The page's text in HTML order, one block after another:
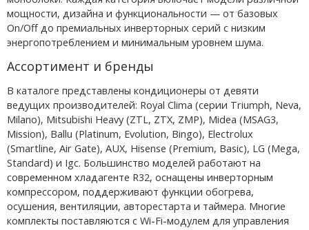
мощности, дизайна и функциональности — от базовых
On/Off до премиальных инверторных серий с низким
энергопотреблением и минимальным уровнем шума.
Ассортимент и бренды
В каталоге представлены кондиционеры от девяти
ведущих производителей: Royal Clima (серии Triumph, Neva,
Milano), Mitsubishi Heavy (ZTL, ZTX, ZMP), Midea (MSAG3,
Mission), Ballu (Platinum, Evolution, Bingo), Electrolux
(Smartline, Air Gate), AUX, Hisense (Premium, Basic), LG (Mega,
Standard) и Igc. Большинство моделей работают на
современном хладагенте R32, оснащены инверторным
компрессором, поддерживают функции обогрева,
осушения, вентиляции, авторестарта и таймера. Многие
комплекты поставляются с Wi-Fi-модулем для управления